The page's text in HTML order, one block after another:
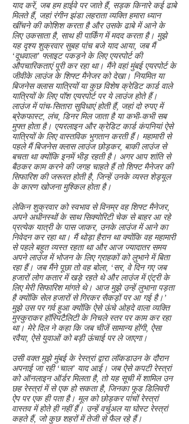
याद करें, जब हम हाईवे पर जाते हैं, सड़क किनारे कई ढाबे
मिलते हैं, जहां रंगीन झंडा लहराता व्यक्ति हमारा ध्यान
खींचने की कोशिश करता है और उसके ढाबे में आने के
लिए उकसाता है, साथ ही पार्किंग में मदद करता है। मुझे
यह दृश्य शुक्रवार सुबह पांच बजे याद आया, जब मैं
‘दूधवाला’ फ्लाइट पकड़ने के लिए एयरपोर्ट की
औपचारिकताएं पूरी कर रहा था। मैंने वहां मुंबई एयरपोर्ट के
जीवीके लाउंज के शिफ्ट मैनेजर को देखा। नियमित या
बिजनेस क्लास यात्रियों या कुछ विशेष क्रेडिट कार्ड वाले
यात्रियों के लिए पॉश एयरपोर्ट पर ये लाउंज होते हैं।
लाउंज में पांच-सितारा सुविधाएं होती हैं, जहां दो रुपए में
ब्रेकफास्ट, लंच, डिनर मिल जाता है या कभी-कभी सब
मुफ्त होता है। एयरलाइन और क्रेडिट कार्ड कंपनियां ऐसे
यात्रियों के लिए वास्तविक भुगतान करती हैं। महामारी से
पहले मैं बिजनेस क्लास लाउंज छोड़कर, बाकी लाउंज से
बचता था क्योंकि इनमें भीड़ रहती है। अगर आप शांति से
बैठकर काम करने की जगह चाहते हैं तो शिफ्ट मैनेजर की
सिफारिश की जरूरत होती है, जिन्हें उनके व्यस्त शेड्यूल
के कारण खोजना मुश्किल होता है।
लेकिन शुक्रवार को स्वभाव से विनम्र वह शिफ्ट मैनेजर,
अपने अधीनस्थों के साथ सिक्योरिटी चेक से बाहर आ रहे
प्रत्येक यात्री के पास जाकर, उनके लाउंज में आने का
निवेदन कर रहा था। मैं थोड़ा हैरान था क्योंकि वह महामारी
से पहले बहुत व्यस्त रहता था और आज ज्यादातर समय
अपने लाउंज में भोजन के लिए ग्राहकों को लुभाने में बिता
रहा हैं। जब मैंने पूछा तो वह बोला, ‘सर, वे दिन गए जब
हजारों लोग कतार में खड़े रहते थे और लाउंज में एंट्री के
लिए मेरी सिफारिश मांगते थे। आज मुझे उन्हें लुभाना पड़ता
है क्योंकि सेल हजारों से गिरकर सैकड़ों पर आ गई है।’
मुझे उस पर गर्व हुआ क्योंकि ऐसे ऊंचे ओहदे वाला व्यक्ति
मुस्कुराकर हॉस्पिटैलिटी के निचले स्तर पर काम कर रहा
था। मेरे दिल ने कहा कि जब चीजें सामान्य होंगी, ऐसा
रवैया, ऐसे युवाओं को बड़ी ऊंचाई पर ले जाएगा।
उसी वक्त मुझे मुंबई के रेस्त्रां द्वारा लॉकडाउन के दौरान
अपनाई जा रही ‘चाल’ याद आई। जब ऐसे कपटी रेस्त्रां
को ऑनलाइन ऑर्डर मिलता है, तो यह सूची में शामिल उन
छह रेस्त्रां में से एक हो सकता है, जिनका फूड डिलिवरी
ऐप पर एक ही पता है। मूल को छोड़कर पांचों रेस्त्रां
वास्तव में होते ही नहीं हैं। उन्हें वर्चुअल या घोस्ट रेस्त्रां
कहते हैं, जो कुछ शहरों में तेजी से फैल रहे हैं।